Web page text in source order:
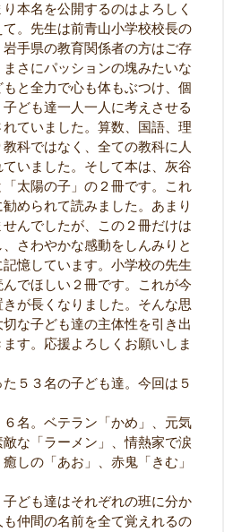
本名を公開するのはよろしく
。先生は前青山小学校校長の
手県の教育関係者の方はご存
さにパッションの塊みたいな
と全力で心も体もぶつけ、個
ども達一人一人に考えさせる
ていました。算数、国語、理
科ではなく、全ての教科に人
いました。そして本は、灰谷
太陽の子」の２冊です。これ
められて読みました。あまり
んでしたが、この２冊だけは
さわやかな感動をしんみりと
憶しています。小学校の先生
でほしい２冊です。これが今
が長くなりました。そんな思
な子ども達の主体性を引き出
す。応援よろしくお願いしま
５３名の子ども達。今回は５
名。ベテラン「かめ」、元気
な「ラーメン」、情熱家で涙
しの「あお」、赤鬼「きむ」
ども達はそれぞれの班に分か
仲間の名前を全て覚えれるの